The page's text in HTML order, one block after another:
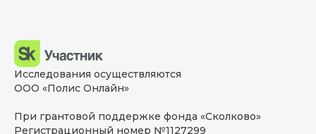
Исследования осуществляются
ООО «Полис Онлайн»
При грантовой поддержке фонда «Сколково»
Регистрационный номер №1127299